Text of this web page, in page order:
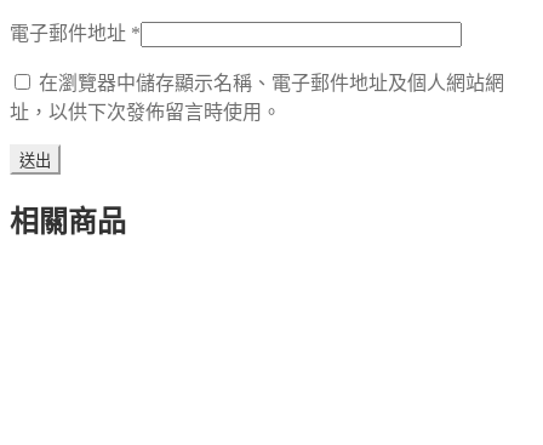
電子郵件地址 *
在瀏覽器中儲存顯示名稱、電子郵件地址及個人網站網
址，以供下次發佈留言時使用。
相關商品